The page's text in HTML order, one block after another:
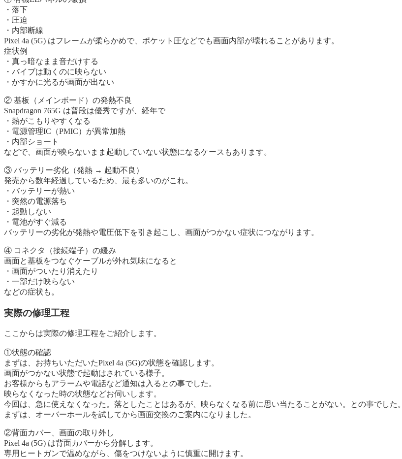
・落下
・圧迫
・内部断線
Pixel 4a (5G) はフレームが柔らかめで、ポケット圧などでも画面内部が壊れることがあります。
症状例
・真っ暗なまま音だけする
・バイブは動くのに映らない
・かすかに光るが画面が出ない
② 基板（メインボード）の発熱不良
Snapdragon 765G は普段は優秀ですが、経年で
・熱がこもりやすくなる
・電源管理IC（PMIC）が異常加熱
・内部ショート
などで、画面が映らないまま起動していない状態になるケースもあります。
③ バッテリー劣化（発熱 → 起動不良）
発売から数年経過しているため、最も多いのがこれ。
・バッテリーが熱い
・突然の電源落ち
・起動しない
・電池がすぐ減る
バッテリーの劣化が発熱や電圧低下を引き起こし、画面がつかない症状につながります。
④ コネクタ（接続端子）の緩み
画面と基板をつなぐケーブルが外れ気味になると
・画面がついたり消えたり
・一部だけ映らない
などの症状も。
実際の修理工程
ここからは実際の修理工程をご紹介します。
①状態の確認
まずは、お持ちいただいたPixel 4a (5G)の状態を確認します。
画面がつかない状態で起動はされている様子。
お客様からもアラームや電話など通知は入るとの事でした。
映らなくなった時の状態などお伺いします。
今回は、急に使えなくなった。落としたことはあるが、映らなくなる前に思い当たることがない。との事でした。
まずは、オーバーホールを試してから画面交換のご案内になりました。
②背面カバー、画面の取り外し
Pixel 4a (5G) は背面カバーから分解します。
専用ヒートガンで温めながら、傷をつけないように慎重に開けます。